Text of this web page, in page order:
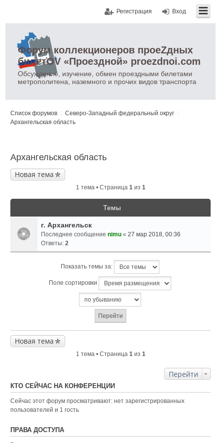
Вход
Регистрация
Форум коллекционеров проеZдных
билетOV «Проездной» proezdnoi.com
Обсуждение, изучение, обмен проездными билетами
метрополитена, наземного и прочих видов транспорта
Список форумов
Северо-Западный федеральный округ
Архангельская область
Архангельская область
Новая тема
1 тема • Страница 1из 1
Темы
г. Архангельск
Последнее сообщениеnimu «27 мар 2018, 00:36
Ответы:2
Показать темы за:
Поле сортировки
Новая тема
1 тема • Страница 1из 1
Перейти
КТО СЕЙЧАС НА КОНФЕРЕНЦИИ
Сейчас этот форум просматривают: нет зарегистрированных
пользователей и 1 гость
ПРАВА ДОСТУПА